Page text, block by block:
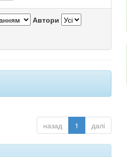
Автори
назад 1 далі